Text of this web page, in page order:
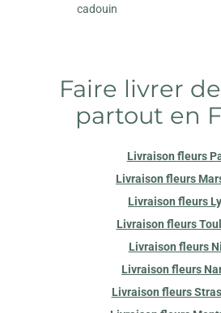
cadouin
Faire livrer
partout en
Livraison fleurs
Livraison fleurs
Livraison fleurs
Livraison fleurs
Livraison fleurs
Livraison fleurs
Livraison fleurs